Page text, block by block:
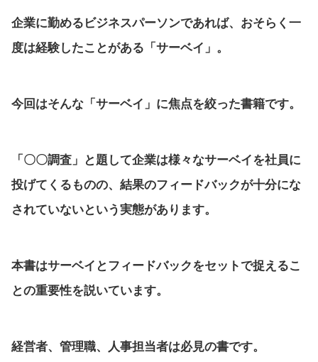
企業に勤めるビジネスパーソンであれば、おそらく一
度は経験したことがある「サーベイ」。
今回はそんな「サーベイ」に焦点を絞った書籍です。
「〇〇調査」と題して企業は様々なサーベイを社員に
投げてくるものの、結果のフィードバックが十分にな
されていないという実態があります。
本書はサーベイとフィードバックをセットで捉えるこ
との重要性を説いています。
経営者、管理職、人事担当者は必見の書です。